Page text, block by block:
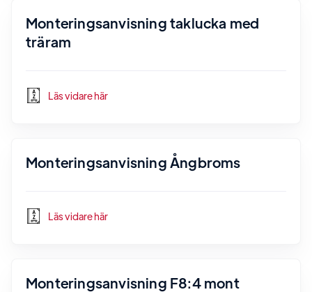
Monteringsanvisning taklucka med
träram
Läs vidare här
Monteringsanvisning Ångbroms
Läs vidare här
Monteringsanvisning F8:4 mont